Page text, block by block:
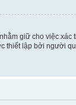
giữ cho việc
lập bởi người